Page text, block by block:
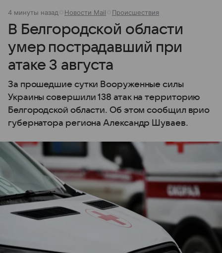
4 минуты назад Новости Mail Происшествия
В Белгородской области
умер пострадавший при
атаке 3 августа
За прошедшие сутки Вооруженные силы
Украины совершили 138 атак на территорию
Белгородской области. Об этом сообщил врио
губернатора региона Александр Шуваев.